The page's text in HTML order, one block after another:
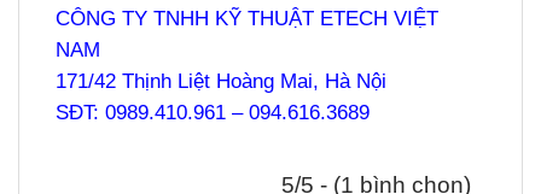
CÔNG TY TNHH KỸ THUẬT ETECH VIỆT
NAM
171/42 Thịnh Liệt Hoàng Mai, Hà Nội
SĐT: 0989.410.961 – 094.616.3689
5/5 - (1 bình chọn)